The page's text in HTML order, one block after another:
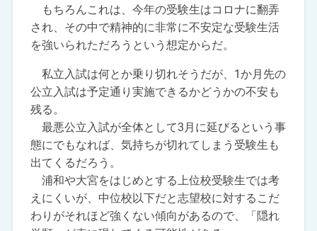
もちろんこれは、今年の受験生はコロナに翻弄
され、その中で精神的に非常に不安定な受験生活
を強いられただろうという想定からだ。
私立入試は何とか乗り切れそうだが、1か月先の
公立入試は予定通り実施できるかどうかの不安も
残る。
最悪公立入試が全体として3月に延びるという事
態にでもなれば、気持ちが切れてしまう受験生も
出てくるだろう。
浦和や大宮をはじめとする上位校受験生では考
えにくいが、中位校以下だと志望校に対するこだ
わりがそれほど強くない傾向があるので、「隠れ